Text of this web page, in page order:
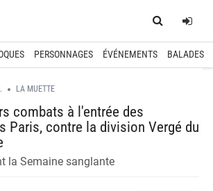
PERSONNAGES ÉVÉNEMENTS BALADES
LA MUETTE
combats à l'entrée des
Paris, contre la division Vergé du
la Semaine sanglante